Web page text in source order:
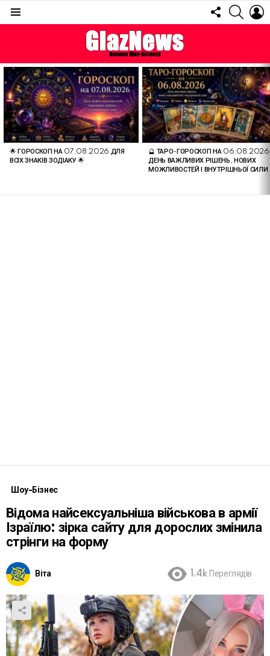
FOLLOW
US
ОСТАННІ
СТАТТІ
🌟 ГОРОСКОП НА 07.08.2026 ДЛЯ
ВСІХ ЗНАКІВ ЗОДІАКУ 🌟
🔮 ТАРО-ГОРОСКОП НА
ДЕНЬ ВАЖЛИВИХ РІШЕНЬ, НОВИХ
МОЖЛИВОСТЕЙ І ВНУТРІШНЬОЇ СИЛИ
Шоу-Бізнес
Відома найсексуальніша військова в армії
Ізраїлю: зірка сайту для дорослих змінила
стрінги на форму
Віта 1.4k Переглядів